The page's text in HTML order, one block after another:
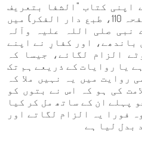
اپنی کتاب "الشفا بتعريف
حقوق المصطفى" (جلد 2، صفحہ 110، طبع دار الفكر) میں
نبی صلی اللہ علیہ وآلہ
باندھے، اور کفارِ نے اپنے
الزام لگائے، جیسا کہ
یا روایات کے ذریعے ہم تک
روایت میں یہ نہیں ملا کہ
کی ہو کہ اس نے بتوں کو
پہلے ان کے ساتھ مل کر کیا
فورا یہ الزام لگاتے اور
بدل لیا ہے